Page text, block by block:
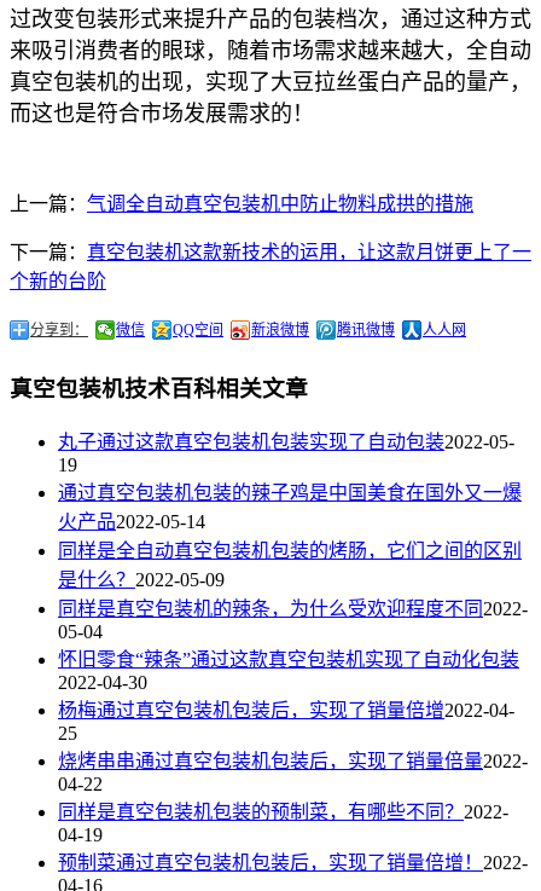
过改变包装形式来提升产品的包装档次，通过这种方式
来吸引消费者的眼球，随着市场需求越来越大，全自动
真空包装机的出现，实现了大豆拉丝蛋白产品的量产，
而这也是符合市场发展需求的！
上一篇： 气调全自动真空包装机中防止物料成拱的措施
下一篇： 真空包装机这款新技术的运用，让这款月饼更上了一
个新的台阶
分享到： 微信 QQ空间 新浪微博 腾讯微博 人人网
真空包装机技术百科相关文章
丸子通过这款真空包装机包装实现了自动包装2022-05-
19
通过真空包装机包装的辣子鸡是中国美食在国外又一爆
火产品2022-05-14
同样是全自动真空包装机包装的烤肠，它们之间的区别
是什么？ 2022-05-09
同样是真空包装机的辣条，为什么受欢迎程度不同 2022-
05-04
怀旧零食“辣条”通过这款真空包装机实现了自动化包装
2022-04-30
杨梅通过真空包装机包装后，实现了销量倍增2022-04-
25
烧烤串串通过真空包装机包装后，实现了销量倍量2022-
04-22
同样是真空包装机包装的预制菜，有哪些不同？ 2022-
04-19
预制菜通过真空包装机包装后，实现了销量倍增！ 2022-
04-16